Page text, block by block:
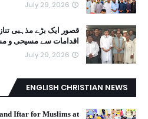
July 29, 2026
قصور ایک بڑے مذہبی
اقدامات سے مسیحی و
July 29, 2026
ENGLISH CHRISTIAN NEWS
Iftar for Muslims at